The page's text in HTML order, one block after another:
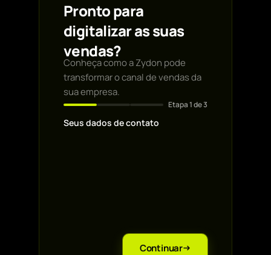
Pronto para
digitalizar as suas
vendas?
Conheça como a Zydon pode
transformar o canal de vendas da
sua empresa.
Etapa1de 3
Seus dados de contato
Continuar